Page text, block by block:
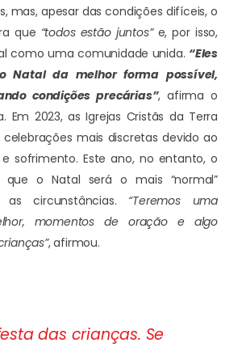
mas, apesar das condições difíceis, o
que “todos estão juntos”e, por isso,
como uma comunidade unida. “Eles
Natal da melhor forma possível,
condições precárias”, afirma o
Em 2023, as Igrejas Cristãs da Terra
mais discretas devido ao
sofrimento. Este ano, no entanto, o
que o Natal será o mais “normal”
as circunstâncias. “Teremos uma
momentos de oração e algo
, afirmou.
das crianças. Se